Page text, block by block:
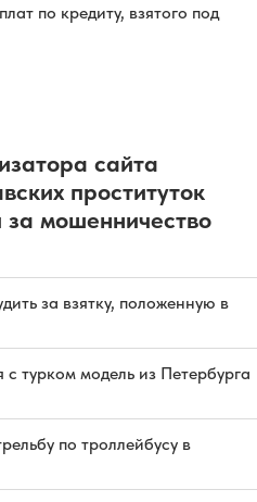
по кредиту, взятого под
сайта
проституток
за мошенничество
за взятку, положенную в
турком модель из Петербурга
по троллейбусу в